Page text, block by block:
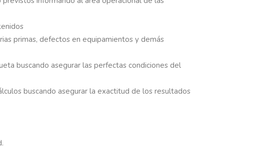
primas, defectos en equipamientos y demás
buscando asegurar las perfectas condiciones del
buscando asegurar la exactitud de los resultados